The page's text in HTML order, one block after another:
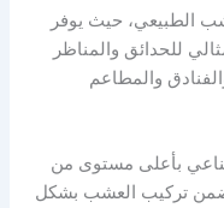
الطبيعي، حيث يوفر
للحدائق والمناظر
والمطاعم
بأعلى مستوى من
يضمن تركيب العشب بشكل